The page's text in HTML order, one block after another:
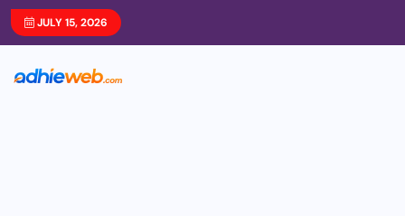
JULY 15, 2026